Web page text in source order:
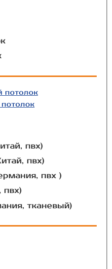
потолок
потолок
пвх)
пвх)
пвх )
пвх)
тканевый)